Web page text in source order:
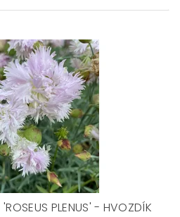
PLENUS' - HVOZDÍK